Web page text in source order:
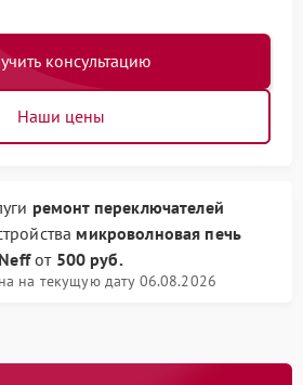
консультацию
Наши цены
ремонт переключателей
микроволновая печь
Neffот 500 руб.
на текущую дату 06.08.2026